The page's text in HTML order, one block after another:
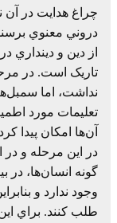
چراغ هدايت در آن
دروني معنوي
از دين و
تاريک است. در
نداشت، اما
تعليمات مورد
آن‌ها امکان پيدا
در اين مرحله و در
گونه انسان‌ها، در
وجود ندارد و
طلب کنند. براي